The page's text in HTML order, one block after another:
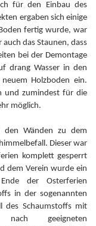
für den Einbau des
ergaben sich einige
fertig wurde, war
das Staunen, dass
bei der Demontage
drang Wasser in den
Holzboden ein.
und zumindest für die
möglich.
den Wänden zu dem
Dieser war
komplett gesperrt
dem Verein wurde ein
der Osterferien
in der sogenannten
des Schaumstoffs mit
nach geeigneten